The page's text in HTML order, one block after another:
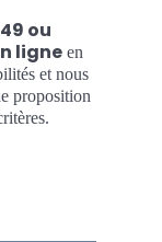
ou
ligneen
et nous
proposition